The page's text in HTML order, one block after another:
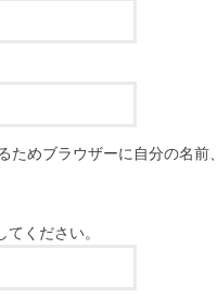
ためブラウザーに自分の名前
てください。